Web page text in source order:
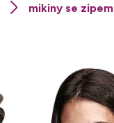
mikiny se zipem